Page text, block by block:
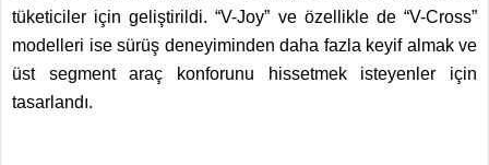
tüketiciler için geliştirildi. “V-Joy” ve özellikle de “V-Cross”
modelleri ise sürüş deneyiminden daha fazla keyif almak ve
üst segment araç konforunu hissetmek isteyenler için
tasarlandı.